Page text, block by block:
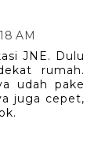
AM
JNE. Dulu
rumah.
udah pake
juga cepet,